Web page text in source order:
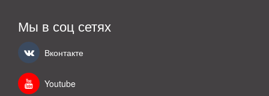
Мы в соц сетях
Вконтакте
Youtube